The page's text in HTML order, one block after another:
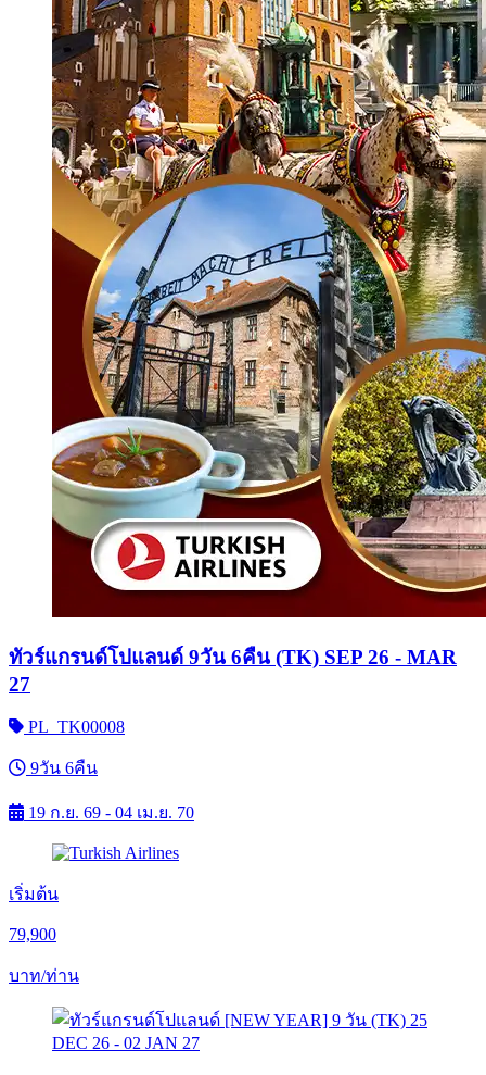
ทัวร์แกรนด์โปแลนด์ 9วัน 6คืน (TK) SEP 26 - MAR
27
PL_TK00008
9วัน 6คืน
19 ก.ย. 69 - 04 เม.ย. 70
เริ่มต้น
79,900
บาท/ท่าน